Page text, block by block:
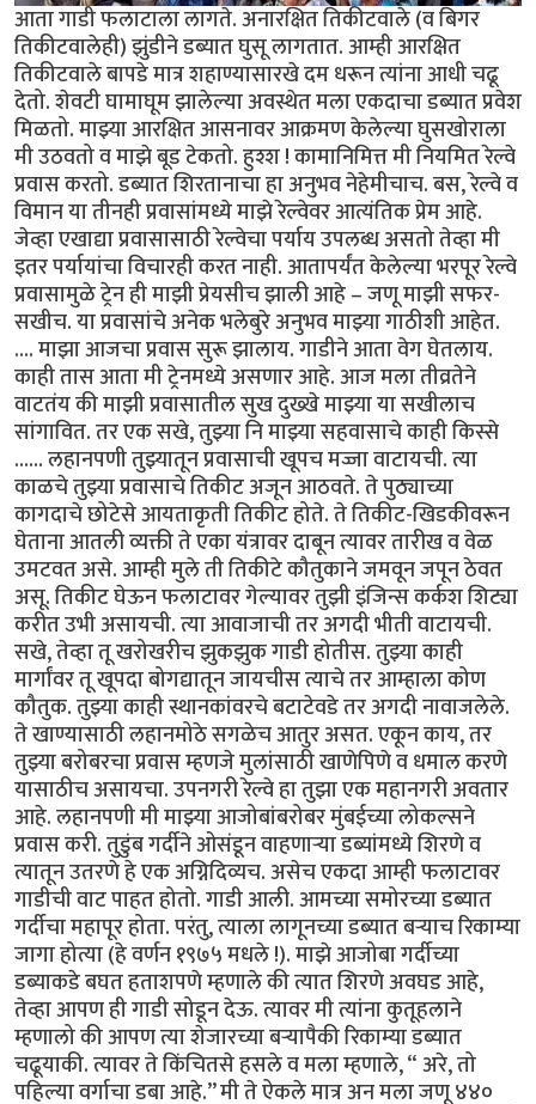
आता गाडी फलाटाला लागते. अनारक्षित तिकीटवाले (व बिगर
तिकीटवालेही) झुंडीने डब्यात घुसू लागतात. आम्ही आरक्षित
तिकीटवाले बापडे मात्र शहाण्यासारखे दम धरून त्यांना आधी चढू
देतो. शेवटी घामाघूम झालेल्या अवस्थेत मला एकदाचा डब्यात प्रवेश
मिळतो. माझ्या आरक्षित आसनावर आक्रमण केलेल्या घुसखोराला
मी उठवतो व माझे बूड टेकतो. हुश्श ! कामानिमित्त मी नियमित रेल्वे
प्रवास करतो. डब्यात शिरतानाचा हा अनुभव नेहेमीचाच. बस, रेल्वे व
विमान या तीनही प्रवासांमध्ये माझे रेल्वेवर आत्यंतिक प्रेम आहे.
जेव्हा एखाद्या प्रवासासाठी रेल्वेचा पर्याय उपलब्ध असतो तेव्हा मी
इतर पर्यायांचा विचारही करत नाही. आतापर्यंत केलेल्या भरपूर रेल्वे
प्रवासामुळे ट्रेन ही माझी प्रेयसीच झाली आहे – जणू माझी सफर-
सखीच. या प्रवासांचे अनेक भलेबुरे अनुभव माझ्या गाठीशी आहेत.
.... माझा आजचा प्रवास सुरू झालाय. गाडीने आता वेग घेतलाय.
काही तास आता मी ट्रेनमध्ये असणार आहे. आज मला तीव्रतेने
वाटतंय की माझी प्रवासातील सुख दुख्खे माझ्या या सखीलाच
सांगावित. तर एक सखे, तुझ्या नि माझ्या सहवासाचे काही किस्से
...... लहानपणी तुझ्यातून प्रवासाची खूपच मज्जा वाटायची. त्या
काळचे तुझ्या प्रवासाचे तिकीट अजून आठवते. ते पुठ्याच्या
कागदाचे छोटेसे आयताकृती तिकीट होते. ते तिकीट-खिडकीवरून
घेताना आतली व्यक्ती ते एका यंत्रावर दाबून त्यावर तारीख व वेळ
उमटवत असे. आम्ही मुले ती तिकीटे कौतुकाने जमवून जपून ठेवत
असू. तिकीट घेऊन फलाटावर गेल्यावर तुझी इंजिन्स कर्कश शिट्या
करीत उभी असायची. त्या आवाजाची तर अगदी भीती वाटायची.
सखे, तेव्हा तू खरोखरीच झुकझुक गाडी होतीस. तुझ्या काही
मार्गांवर तू खूपदा बोगद्यातून जायचीस त्याचे तर आम्हाला कोण
कौतुक. तुझ्या काही स्थानकांवरचे बटाटेवडे तर अगदी नावाजलेले.
ते खाण्यासाठी लहानमोठे सगळेच आतुर असत. एकून काय, तर
तुझ्या बरोबरचा प्रवास म्हणजे मुलांसाठी खाणेपिणे व धमाल करणे
यासाठीच असायचा. उपनगरी रेल्वे हा तुझा एक महानगरी अवतार
आहे. लहानपणी मी माझ्या आजोबांबरोबर मुंबईच्या लोकल्सने
प्रवास करी. तुडुंब गर्दीने ओसंडून वाहणाऱ्या डब्यांमध्ये शिरणे व
त्यातून उतरणे हे एक अग्निदिव्यच. असेच एकदा आम्ही फलाटावर
गाडीची वाट पाहत होतो. गाडी आली. आमच्या समोरच्या डब्यात
गर्दीचा महापूर होता. परंतु, त्याला लागूनच्या डब्यात बऱ्याच रिकाम्या
जागा होत्या (हे वर्णन १९७५ मधले !). माझे आजोबा गर्दीच्या
डब्याकडे बघत हताशपणे म्हणाले की त्यात शिरणे अवघड आहे,
तेव्हा आपण ही गाडी सोडून देऊ. त्यावर मी त्यांना कुतूहलाने
म्हणालो की आपण त्या शेजारच्या बऱ्यापैकी रिकाम्या डब्यात
चढूयाकी. त्यावर ते किंचितसे हसले व मला म्हणाले, “ अरे, तो
पहिल्या वर्गाचा डबा आहे.’’ मी ते ऐकले मात्र अन मला जणू ४४०